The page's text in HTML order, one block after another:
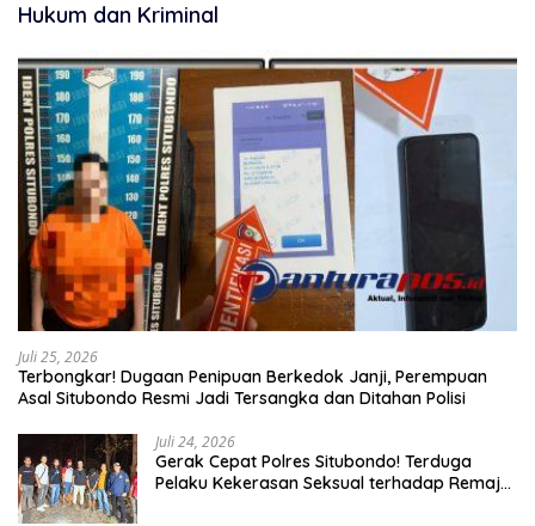
Hukum dan Kriminal
Juli 25, 2026
Terbongkar! Dugaan Penipuan Berkedok Janji, Perempuan
Asal Situbondo Resmi Jadi Tersangka dan Ditahan Polisi
Juli 24, 2026
Gerak Cepat Polres Situbondo! Terduga
Pelaku Kekerasan Seksual terhadap Remaja